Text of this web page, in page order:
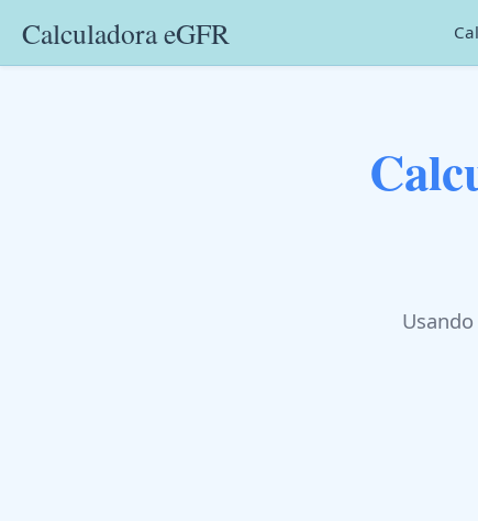
Calculadora eGFR